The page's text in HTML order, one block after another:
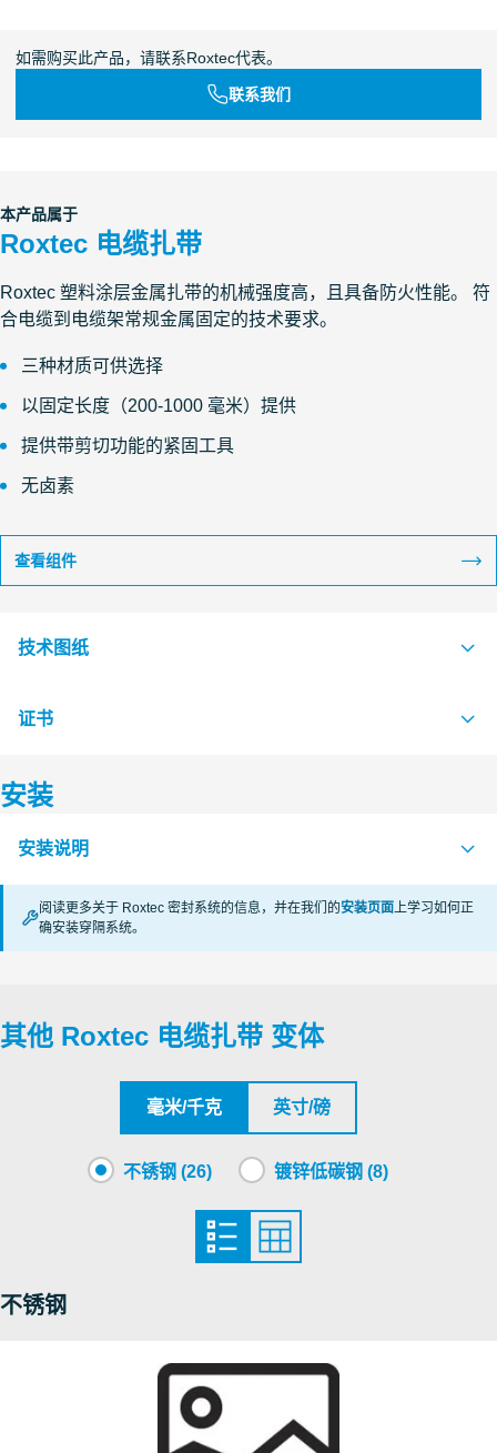
如需购买此产品，请联系Roxtec代表。
联系我们
本产品属于
Roxtec 电缆扎带
Roxtec 塑料涂层金属扎带的机械强度高，且具备防火性能。 符
合电缆到电缆架常规金属固定的技术要求。
三种材质可供选择
以固定长度（200-1000 毫米）提供
提供带剪切功能的紧固工具
无卤素
查看组件
技术图纸
S1526141 CABLE STRAP ROLL STRAP AND CLIP
证书
认证机构
LR 证书续期中
DNV 证书续期中
安装
安装说明
CABLE STRAPS (en)
阅读更多关于 Roxtec 密封系统的信息，并在我们的安装页面上学习如何正
确安装穿隔系统。
其他 Roxtec 电缆扎带 变体
毫米/千克 英寸/磅
不锈钢 (26) 镀锌低碳钢 (8)
不锈钢